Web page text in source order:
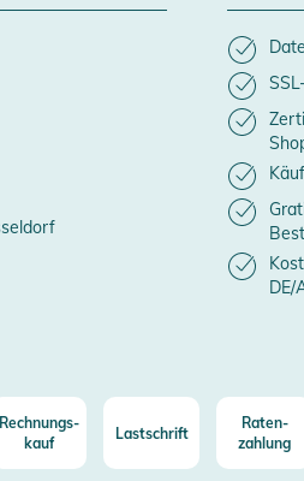
DE/
Rechnungs-
kauf
Lastschrift
Raten-
zahlung